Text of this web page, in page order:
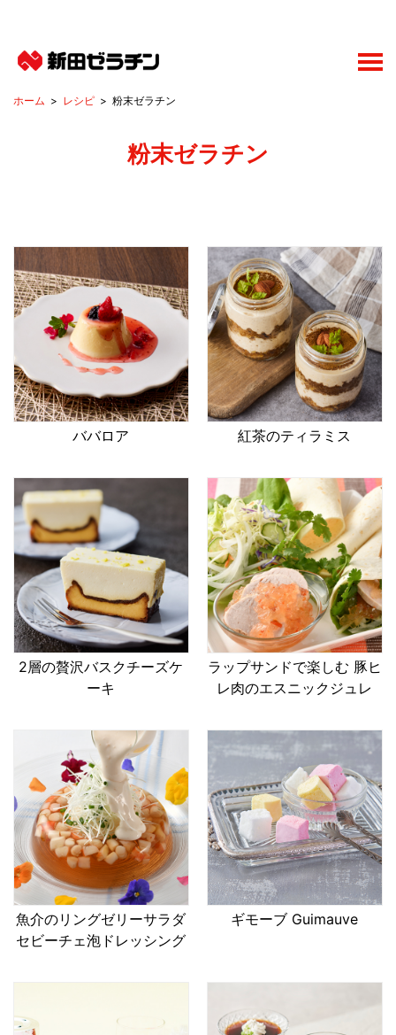
レシピ 粉末ゼラチン
粉末ゼラチン
ババロア 紅茶のティラミス
2層の贅沢バスクチーズケ
ーキ
ラップサンドで楽しむ 豚ヒ
レ肉のエスニックジュレ
魚介のリングゼリーサラダ
セビーチェ泡ドレッシング
ギモーブ Guimauve